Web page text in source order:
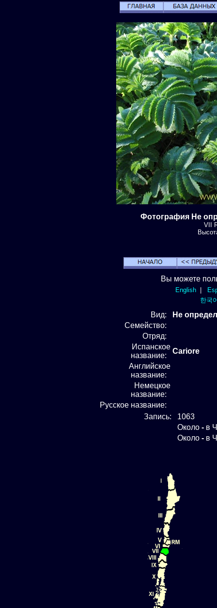
Фотография Не
VII
Вы можете
English|
한국
Вид:
Не
Семейство:
Отряд:
Испанское
название:
Cariore
Английское
название:
Немецкое
название:
Русское название:
Запись:
1063
Около - в
Около - в